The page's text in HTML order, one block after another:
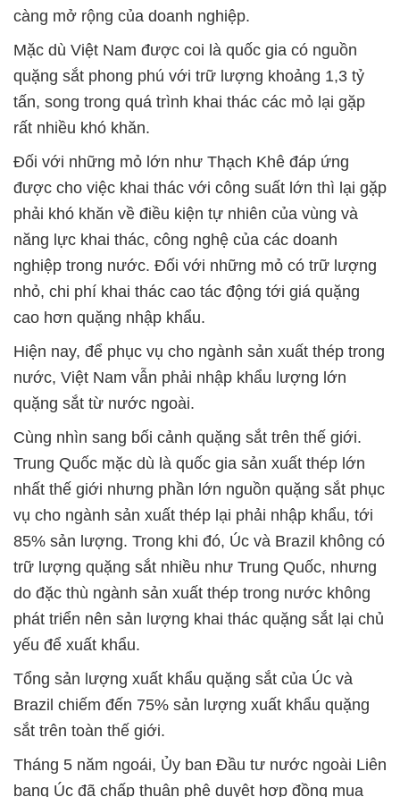
càng mở rộng của doanh nghiệp.
Mặc dù Việt Nam được coi là quốc gia có nguồn
quặng sắt phong phú với trữ lượng khoảng 1,3 tỷ
tấn, song trong quá trình khai thác các mỏ lại gặp
rất nhiều khó khăn.
Đối với những mỏ lớn như Thạch Khê đáp ứng
được cho việc khai thác với công suất lớn thì lại gặp
phải khó khăn về điều kiện tự nhiên của vùng và
năng lực khai thác, công nghệ của các doanh
nghiệp trong nước. Đối với những mỏ có trữ lượng
nhỏ, chi phí khai thác cao tác động tới giá quặng
cao hơn quặng nhập khẩu.
Hiện nay, để phục vụ cho ngành sản xuất thép trong
nước, Việt Nam vẫn phải nhập khẩu lượng lớn
quặng sắt từ nước ngoài.
Cùng nhìn sang bối cảnh quặng sắt trên thế giới.
Trung Quốc mặc dù là quốc gia sản xuất thép lớn
nhất thế giới nhưng phần lớn nguồn quặng sắt phục
vụ cho ngành sản xuất thép lại phải nhập khẩu, tới
85% sản lượng. Trong khi đó, Úc và Brazil không có
trữ lượng quặng sắt nhiều như Trung Quốc, nhưng
do đặc thù ngành sản xuất thép trong nước không
phát triển nên sản lượng khai thác quặng sắt lại chủ
yếu để xuất khẩu.
Tổng sản lượng xuất khẩu quặng sắt của Úc và
Brazil chiếm đến 75% sản lượng xuất khẩu quặng
sắt trên toàn thế giới.
Tháng 5 năm ngoái, Ủy ban Đầu tư nước ngoài Liên
bang Úc đã chấp thuận phê duyệt hợp đồng mua